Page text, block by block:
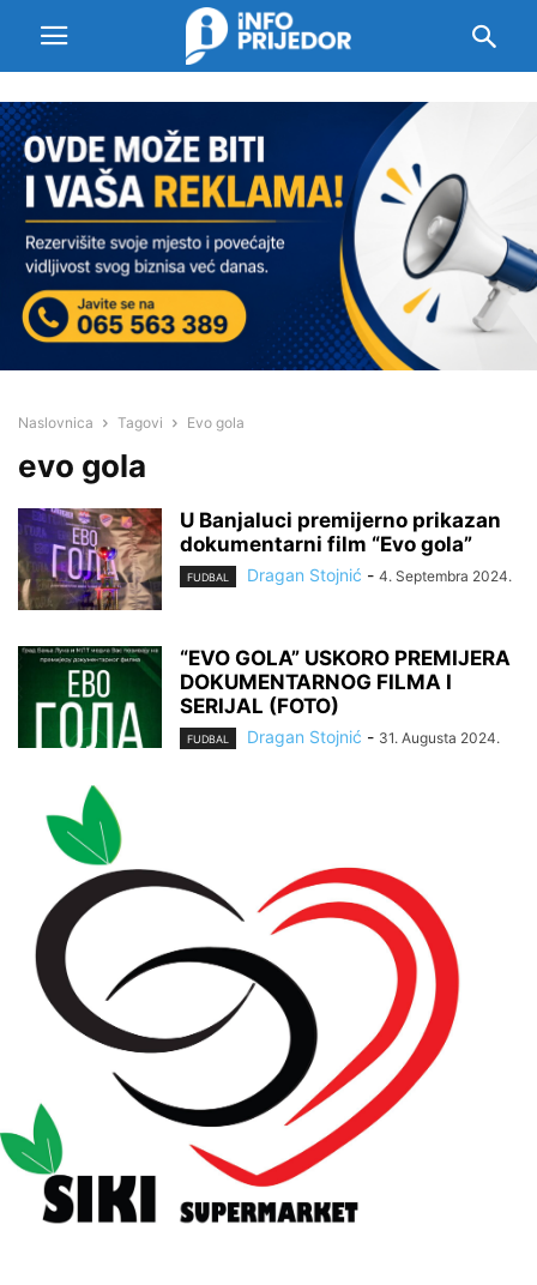
Naslovnica Tagovi Evo gola
evo gola
U Banjaluci premijerno prikazan
dokumentarni film “Evo gola”
FUDBAL Dragan Stojnić - 4. Septembra 2024.
“EVO GOLA” USKORO PREMIJERA
DOKUMENTARNOG FILMA I
SERIJAL (FOTO)
FUDBAL Dragan Stojnić - 31. Augusta 2024.